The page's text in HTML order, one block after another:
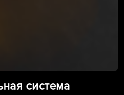
система